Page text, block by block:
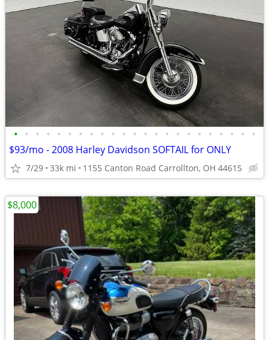
• • • • • • • • • • • • • • • • • • • • • • •
$93/mo - 2008 Harley Davidson SOFTAIL for ONLY
7/29 33k mi 1155 Canton Road Carrollton, OH 44615
$8,000